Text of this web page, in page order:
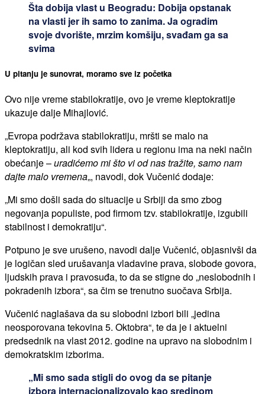
Šta dobija vlast u Beogradu: Dobija opstanak
na vlasti jer ih samo to zanima. Ja ogradim
svoje dvorište, mrzim komšiju, svađam ga sa
svima
U pitanju je sunovrat, moramo sve iz početka
Ovo nije vreme stabilokratije, ovo je vreme kleptokratije
ukazuje dalje Mihajlović.
„Evropa podržava stabilokratiju, mršti se malo na
kleptokratiju, ali kod svih lidera u regionu ima na neki način
obećanje –uradićemo mi što vi od nas tražite, samo nam
dajte malo vremena„, navodi, dok Vučenić dodaje:
„Mi smo došli sada do situacije u Srbiji da smo zbog
negovanja populiste, pod firmom tzv. stabilokratije, izgubili
stabilnost i demokratiju“.
Potpuno je sve urušeno, navodi dalje Vučenić, objasnivši da
je logičan sled urušavanja vladavine prava, slobode govora,
ljudskih prava i pravosuđa, to da se stigne do „neslobodnih i
pokradenih izbora“, sa čim se trenutno suočava Srbija.
Vučenić naglašava da su slobodni izbori bili „jedina
neosporovana tekovina 5. Oktobra“, te da je i aktuelni
predsednik na vlast 2012. godine na upravo na slobodnim i
demokratskim izborima.
„Mi smo sada stigli do ovog da se pitanje
izbora internacionalizovalo kao sredinom